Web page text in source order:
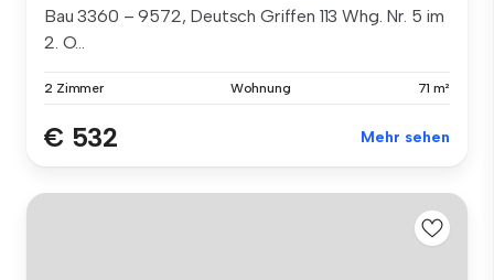
Bau 3360 – 9572, Deutsch Griffen 113 Whg. Nr. 5 im
2. O...
2 Zimmer Wohnung 71 m²
€ 532 Mehr sehen